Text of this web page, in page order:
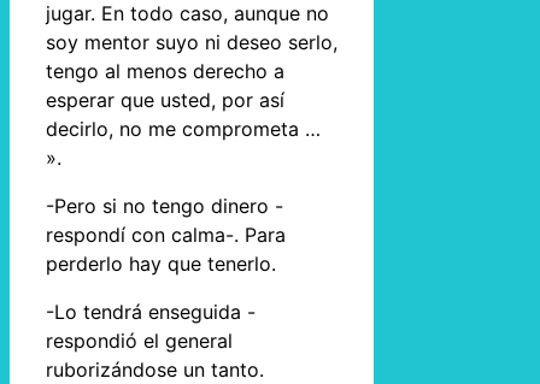
jugar. En todo caso, aunque no
soy mentor suyo ni deseo serlo,
tengo al menos derecho a
esperar que usted, por así
decirlo, no me comprometa …
».
-Pero si no tengo dinero -
respondí con calma-. Para
perderlo hay que tenerlo.
-Lo tendrá enseguida -
respondió el general
ruborizándose un tanto.